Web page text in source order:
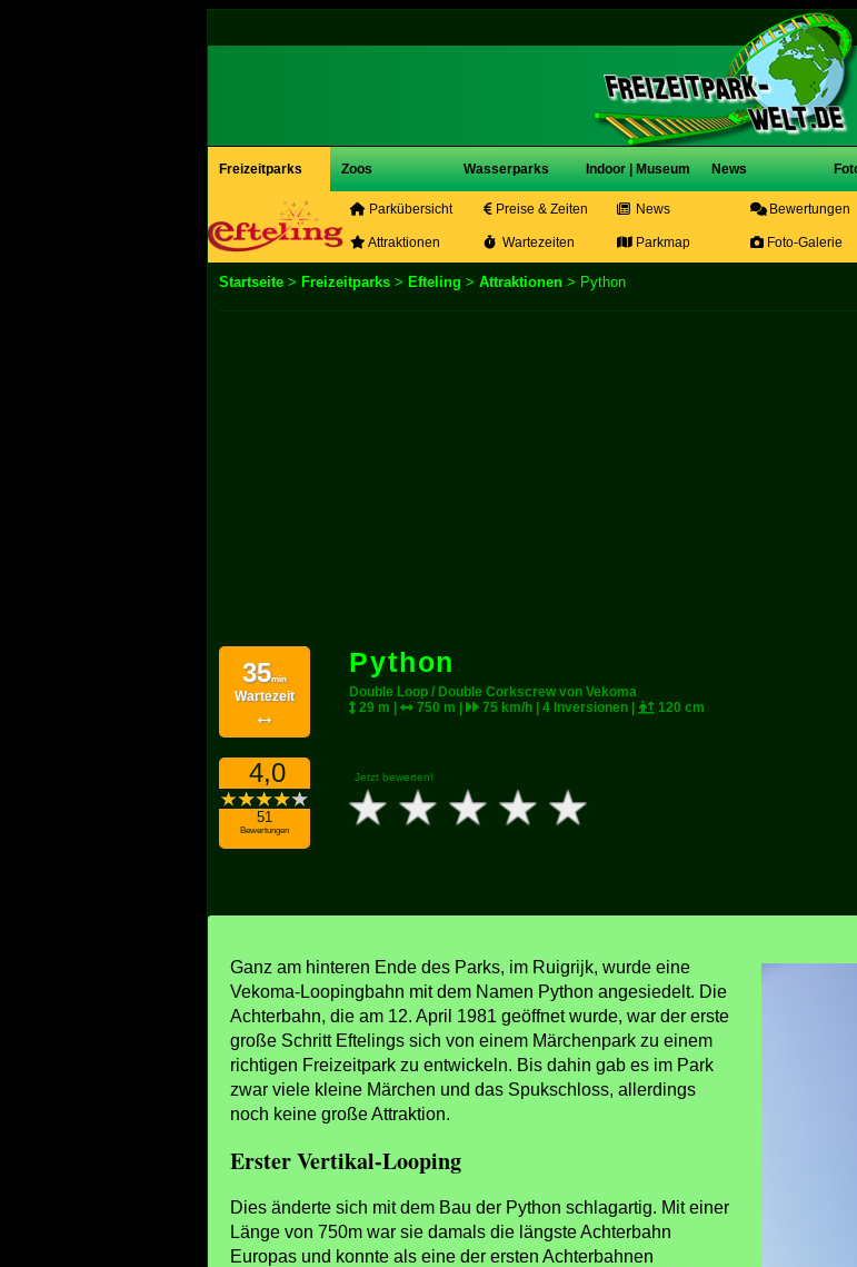
Freizeitparks Zoos Wasserparks Indoor | Museum News
Parkübersicht Preise & Zeiten News Bewertungen
Attraktionen Wartezeiten Parkmap Foto-Galerie
Startseite > Freizeitparks > Efteling > Attraktionen > Python
35min
Wartezeit
↔
Python
Double Loop / Double Corkscrew von Vekoma
29 m |
750 m | 75 km/h | 4 Inversionen | 120 cm
4,0
51
Bewertungen
Jetzt bewerten!
Ganz am hinteren Ende des Parks, im Ruigrijk, wurde eine
Vekoma-Loopingbahn mit dem Namen Python angesiedelt. Die
Achterbahn, die am 12. April 1981 geöffnet wurde, war der erste
große Schritt Eftelings sich von einem Märchenpark zu einem
richtigen Freizeitpark zu entwickeln. Bis dahin gab es im Park
zwar viele kleine Märchen und das Spukschloss, allerdings
noch keine große Attraktion.
Erster Vertikal-Looping
Dies änderte sich mit dem Bau der Python schlagartig. Mit einer
Länge von 750m war sie damals die längste Achterbahn
Europas und konnte als eine der ersten Achterbahnen